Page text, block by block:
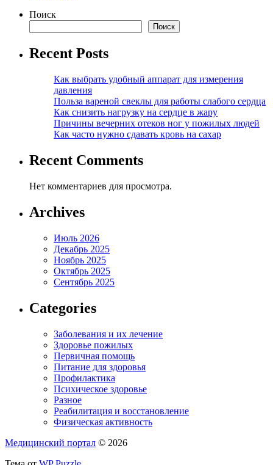
Поиск
Поиск
Recent Posts
Как выбрать удобный аппарат для измерения
давления
Польза вареной свеклы для работы слабого сердца
Как снизить нагрузку на сердце в жару
Причины вечерних отеков ног у пожилых людей
Как часто нужно сдавать кровь на сахар
Recent Comments
Нет комментариев для просмотра.
Archives
Июль 2026
Декабрь 2025
Ноябрь 2025
Октябрь 2025
Сентябрь 2025
Categories
Заболевания и их лечение
Здоровье пожилых
Первичная помощь
Питание для здоровья
Профилактика
Психическое здоровье
Разное
Реабилитация и восстановление
Физическая активность
Медицинский портал © 2026